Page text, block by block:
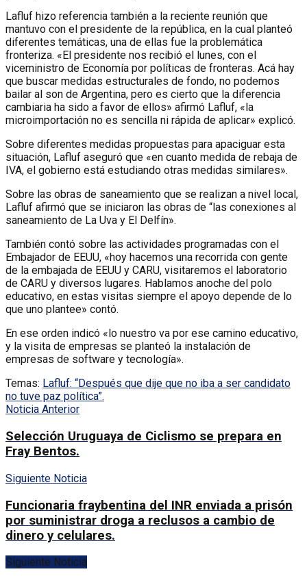
Lafluf hizo referencia también a la reciente reunión que
mantuvo con el presidente de la república, en la cual planteó
diferentes temáticas, una de ellas fue la problemática
fronteriza. «El presidente nos recibió el lunes, con el
viceministro de Economía por políticas de fronteras. Acá hay
que buscar medidas estructurales de fondo, no podemos
bailar al son de Argentina, pero es cierto que la diferencia
cambiaria ha sido a favor de ellos» afirmó Lafluf, «la
microimportación no es sencilla ni rápida de aplicar» explicó.
Sobre diferentes medidas propuestas para apaciguar esta
situación, Lafluf aseguró que «en cuanto medida de rebaja de
IVA, el gobierno está estudiando otras medidas similares».
Sobre las obras de saneamiento que se realizan a nivel local,
Lafluf afirmó que se iniciaron las obras de “las conexiones al
saneamiento de La Uva y El Delfín».
También contó sobre las actividades programadas con el
Embajador de EEUU, «hoy hacemos una recorrida con gente
de la embajada de EEUU y CARU, visitaremos el laboratorio
de CARU y diversos lugares. Hablamos anoche del polo
educativo, en estas visitas siempre el apoyo depende de lo
que uno plantee» contó.
En ese orden indicó «lo nuestro va por ese camino educativo,
y la visita de empresas se planteó la instalación de
empresas de software y tecnología».
Temas: Lafluf: “Después que dije que no iba a ser candidato
no tuve paz política”.
Noticia Anterior
Selección Uruguaya de Ciclismo se prepara en
Fray Bentos.
Siguiente Noticia
Funcionaria fraybentina del INR enviada a prisón
por suministrar droga a reclusos a cambio de
dinero y celulares.
Siguiente Noticia